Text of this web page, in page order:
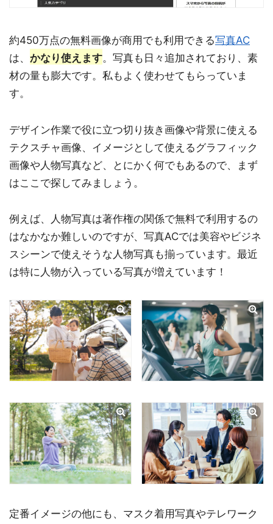
約450万点の無料画像が商用でも利用できる写真AC
は、 かなり使えます。写真も日々追加されており、素
材の量も膨大です。私もよく使わせてもらっていま
す。
デザイン作業で役に立つ切り抜き画像や背景に使える
テクスチャ画像、イメージとして使えるグラフィック
画像や人物写真など、とにかく何でもあるので、まず
はここで探してみましょう。
例えば、人物写真は著作権の関係で無料で利用するの
はなかなか難しいのですが、写真ACでは美容やビジネ
スシーンで使えそうな人物写真も揃っています。最近
は特に人物が入っている写真が増えています！
定番イメージの他にも、マスク着用写真やテレワーク